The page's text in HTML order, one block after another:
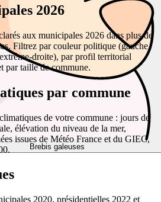
Brebis galeuses
2026
aux municipales 2026 dans plus de
Filtrez par couleur politique (gauche,
droite), par profil territorial
par taille de commune.
par commune
de votre commune : jours de
élévation du niveau de la mer,
issues de Météo France et du GIEC,
2020, présidentielles 2022 et